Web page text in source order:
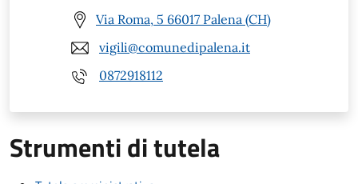
Via Roma, 5 66017 Palena (CH)
vigili@comunedipalena.it
0872918112
Strumenti di tutela